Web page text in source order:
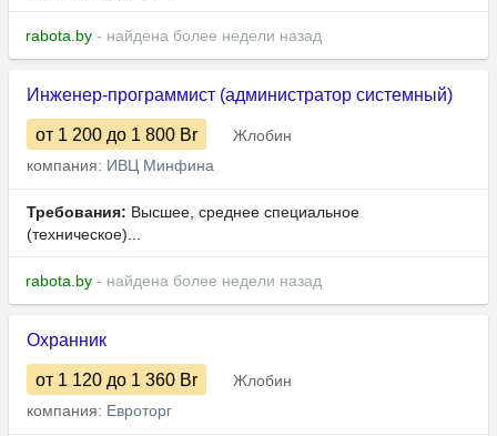
rabota.by - найдена более недели назад
Инженер-программист (администратор системный)
от 1 200 до 1 800 Br
Жлобин
компания: ИВЦ Минфина
Требования: Высшее, среднее специальное
(техническое)...
rabota.by - найдена более недели назад
Охранник
от 1 120 до 1 360 Br
Жлобин
компания: Евроторг